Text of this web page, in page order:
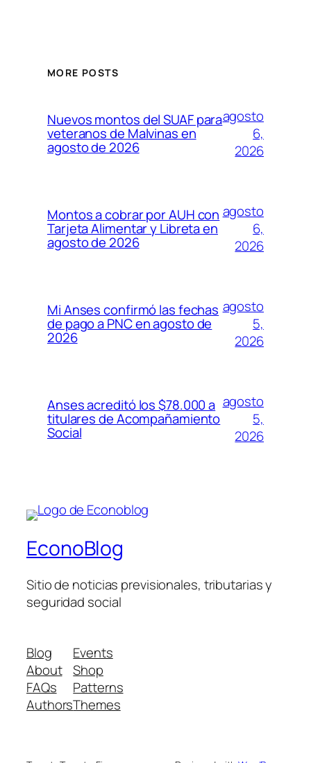
MORE POSTS
Nuevos montos del SUAF para
veteranos de Malvinas en
agosto de 2026
agosto
6,
2026
Montos a cobrar por AUH con
Tarjeta Alimentar y Libreta en
agosto de 2026
agosto
6,
2026
Mi Anses confirmó las fechas
de pago a PNC en agosto de
2026
agosto
5,
2026
Anses acreditó los $78.000 a
titulares de Acompañamiento
Social
agosto
5,
2026
EconoBlog
Sitio de noticias previsionales, tributarias y
seguridad social
Blog
About
FAQs
Authors
Events
Shop
Patterns
Themes